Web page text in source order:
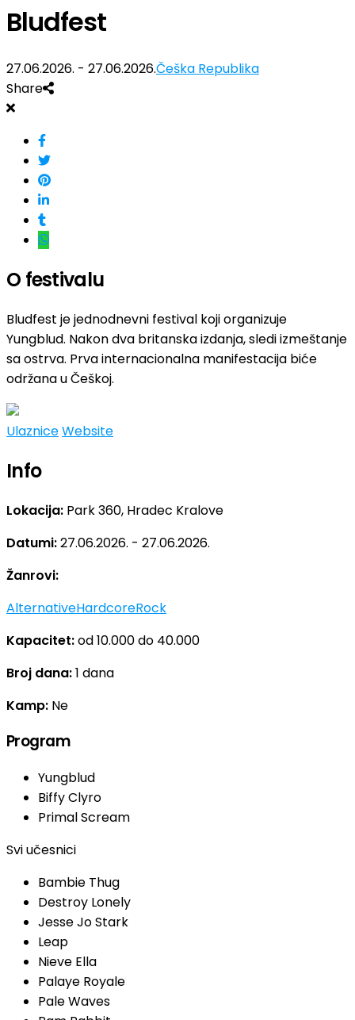
Bludfest
27.06.2026. - 27.06.2026.Češka Republika
Share
O festivalu
Bludfest je jednodnevni festival koji organizuje
Yungblud. Nakon dva britanska izdanja, sledi izmeštanje
sa ostrva. Prva internacionalna manifestacija biće
održana u Češkoj.
UlazniceWebsite
Info
Lokacija: Park 360, Hradec Kralove
Datumi:27.06.2026. - 27.06.2026.
Žanrovi:
AlternativeHardcoreRock
Kapacitet:od 10.000 do 40.000
Broj dana:1 dana
Kamp: Ne
Program
Yungblud
Biffy Clyro
Primal Scream
Svi učesnici
Bambie Thug
Destroy Lonely
Jesse Jo Stark
Leap
Nieve Ella
Palaye Royale
Pale Waves